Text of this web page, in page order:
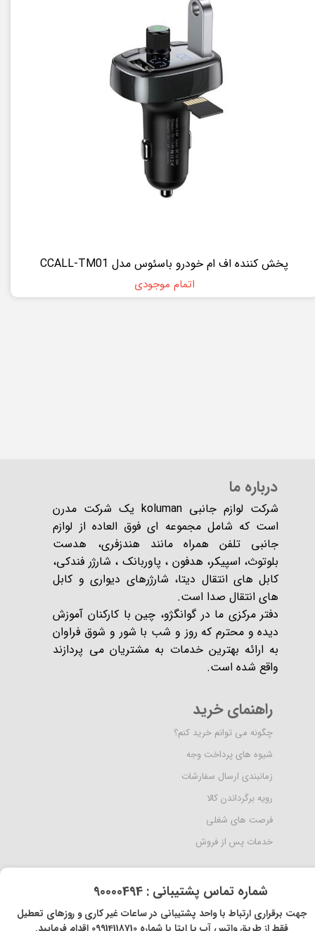
پخش کننده اف ام خودرو باسئوس مدل CCALL-TM01
اتمام موجودی
درباره ما
شرکت لوازم جانبی koluman یک شرکت مدرن
است که شامل مجموعه ای فوق العاده از لوازم
جانبی تلفن همراه مانند هندزفری، هدست
بلوتوث، اسپیکر، هدفون ، پاوربانک ، شارژر فندکی،
کابل های انتقال دیتا، شارژرهای دیواری و کابل
های انتقال صدا است.
دفتر مرکزی ما در گوانگژو، چین با کارکنان آموزش
دیده و محترم که روز و شب با شور و شوق فراوان
به ارائه بهترین خدمات به مشتریان می پردازند
واقع شده است​​​​​​​.
راهنمای خرید
چگونه می توانم خرید کنم؟
شیوه های پرداخت وجه
زمانبندی ارسال سفارشات
رویه برگرداندن کالا
فرصت های شغلی
خدمات پس از فروش
​شماره تماس پشتیبانی : 90000494
​​جهت برقراری ارتباط با واحد پشتیبانی در ساعات غیر کاری و روزهای تعطیل